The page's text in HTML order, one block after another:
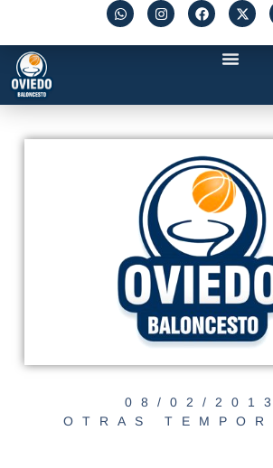
08/02/2013
OTRAS